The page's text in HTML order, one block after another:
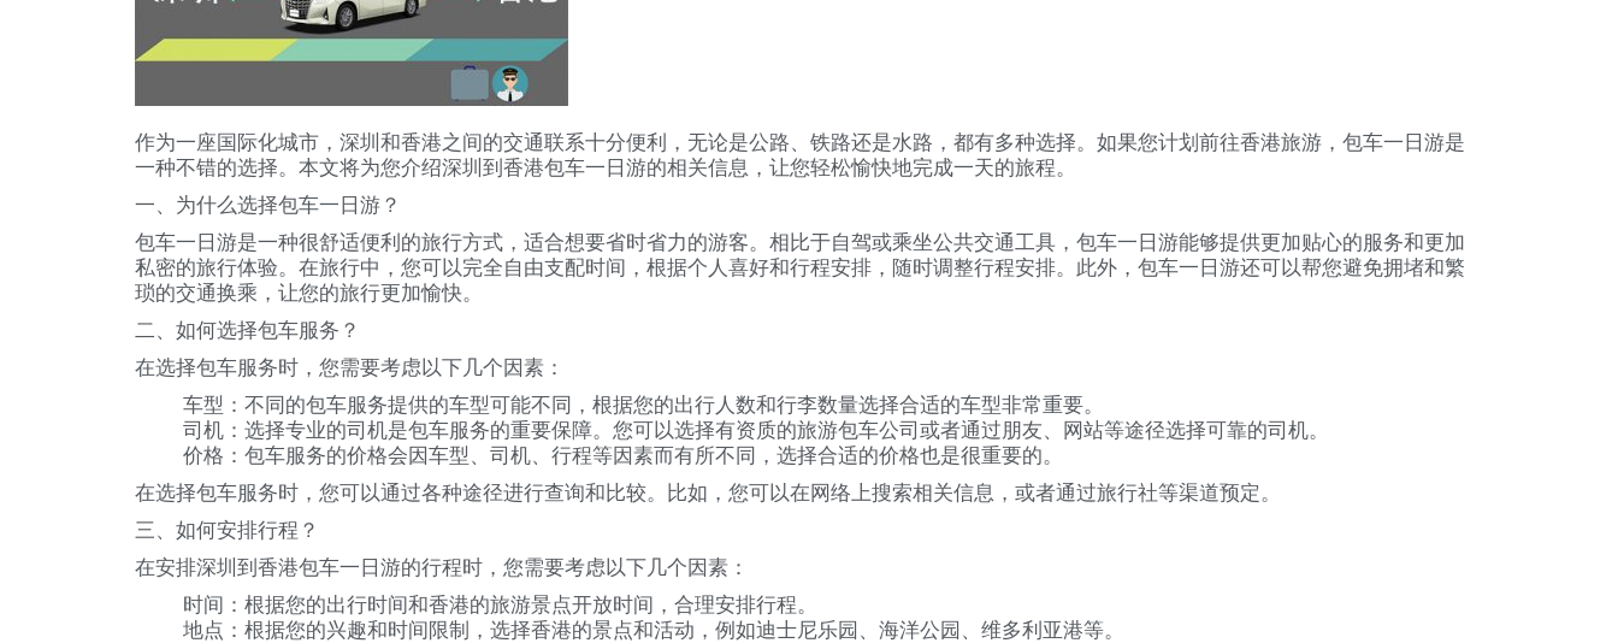
作为一座国际化城市，深圳和香港之间的交通联系十分便利，无论是公路、铁路还是水路，都有多种选择。如果您计划前往香港旅游，包车一日游是
一种不错的选择。本文将为您介绍深圳到香港包车一日游的相关信息，让您轻松愉快地完成一天的旅程。
一、为什么选择包车一日游？
包车一日游是一种很舒适便利的旅行方式，适合想要省时省力的游客。相比于自驾或乘坐公共交通工具，包车一日游能够提供更加贴心的服务和更加
私密的旅行体验。在旅行中，您可以完全自由支配时间，根据个人喜好和行程安排，随时调整行程安排。此外，包车一日游还可以帮您避免拥堵和繁
琐的交通换乘，让您的旅行更加愉快。
二、如何选择包车服务？
在选择包车服务时，您需要考虑以下几个因素：
车型：不同的包车服务提供的车型可能不同，根据您的出行人数和行李数量选择合适的车型非常重要。
司机：选择专业的司机是包车服务的重要保障。您可以选择有资质的旅游包车公司或者通过朋友、网站等途径选择可靠的司机。
价格：包车服务的价格会因车型、司机、行程等因素而有所不同，选择合适的价格也是很重要的。
在选择包车服务时，您可以通过各种途径进行查询和比较。比如，您可以在网络上搜索相关信息，或者通过旅行社等渠道预定。
三、如何安排行程？
在安排深圳到香港包车一日游的行程时，您需要考虑以下几个因素：
时间：根据您的出行时间和香港的旅游景点开放时间，合理安排行程。
地点：根据您的兴趣和时间限制，选择香港的景点和活动，例如迪士尼乐园、海洋公园、维多利亚港等。